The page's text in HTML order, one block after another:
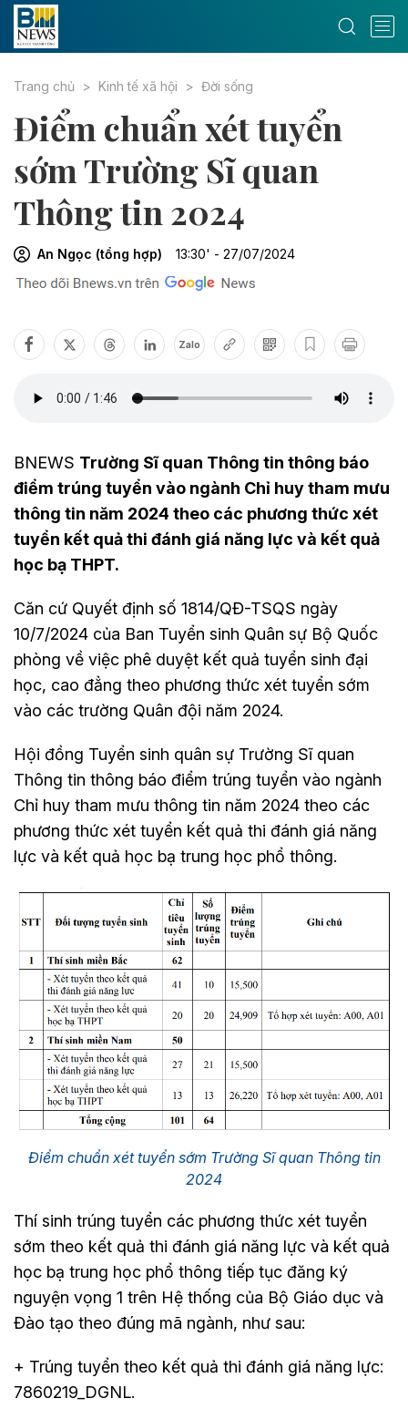
Trang chủ Kinh tế xã hội Đời sống
Điểm chuẩn xét tuyển
sớm Trường Sĩ quan
Thông tin 2024
An Ngọc (tổng hợp) 13:30' - 27/07/2024
Zalo
BNEWS Trường Sĩ quan Thông tin thông báo
điểm trúng tuyển vào ngành Chỉ huy tham mưu
thông tin năm 2024 theo các phương thức xét
tuyển kết quả thi đánh giá năng lực và kết quả
học bạ THPT.
Căn cứ Quyết định số 1814/QĐ-TSQS ngày
10/7/2024 của Ban Tuyển sinh Quân sự Bộ Quốc
phòng về việc phê duyệt kết quả tuyển sinh đại
học, cao đẳng theo phương thức xét tuyển sớm
vào các trường Quân đội năm 2024.
Hội đồng Tuyển sinh quân sự Trường Sĩ quan
Thông tin thông báo điểm trúng tuyển vào ngành
Chỉ huy tham mưu thông tin năm 2024 theo các
phương thức xét tuyển kết quả thi đánh giá năng
lực và kết quả học bạ trung học phổ thông.
Điểm chuẩn xét tuyển sớm Trường Sĩ quan Thông tin
2024
Thí sinh trúng tuyển các phương thức xét tuyển
sớm theo kết quả thi đánh giá năng lực và kết quả
học bạ trung học phổ thông tiếp tục đăng ký
nguyện vọng 1 trên Hệ thống của Bộ Giáo dục và
Đào tạo theo đúng mã ngành, như sau:
+ Trúng tuyển theo kết quả thi đánh giá năng lực:
7860219_DGNL.